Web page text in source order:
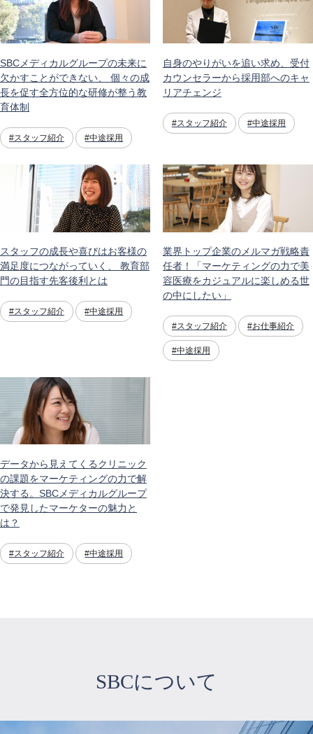
SBCメディカルグループの未来に
欠かすことができない、 個々の成
長を促す全方位的な研修が整う教
育体制
#スタッフ紹介 #中途採用
自身のやりがいを追い求め、受付
カウンセラーから採用部へのキャ
リアチェンジ
#スタッフ紹介 #中途採用
スタッフの成長や喜びはお客様の
満足度につながっていく、 教育部
門の目指す先客後利とは
#スタッフ紹介 #中途採用
業界トップ企業のメルマガ戦略責
任者！「マーケティングの力で美
容医療をカジュアルに楽しめる世
の中にしたい」
#スタッフ紹介 #お仕事紹介
#中途採用
データから見えてくるクリニック
の課題をマーケティングの力で解
決する。SBCメディカルグループ
で発見したマーケターの魅力と
は？
#スタッフ紹介 #中途採用
SBCについて